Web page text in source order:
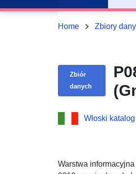
Home Zbiory
Zbiór
danych
Włoski
Warstwa